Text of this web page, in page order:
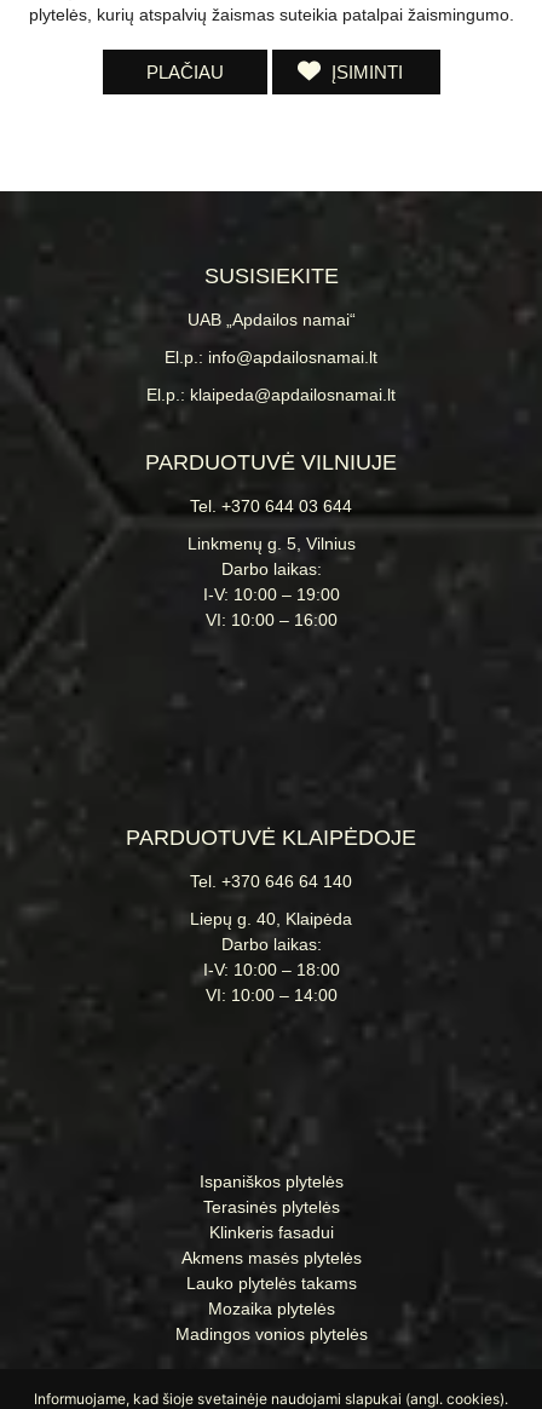
plytelės, kurių atspalvių žaismas suteikia patalpai žaismingumo.
PLAČIAU ĮSIMINTI
SUSISIEKITE
UAB „Apdailos namai“
El.p.: info@apdailosnamai.lt
El.p.: klaipeda@apdailosnamai.lt
PARDUOTUVĖ VILNIUJE
Tel. +370 644 03 644
Linkmenų g. 5, Vilnius
Darbo laikas:
I-V: 10:00 – 19:00
VI: 10:00 – 16:00
PARDUOTUVĖ KLAIPĖDOJE
Tel. +370 646 64 140
Liepų g. 40, Klaipėda
Darbo laikas:
I-V: 10:00 – 18:00
VI: 10:00 – 14:00
Ispaniškos plytelės
Terasinės plytelės
Klinkeris fasadui
Akmens masės plytelės
Lauko plytelės takams
Mozaika plytelės
Madingos vonios plytelės
Informuojame, kad šioje svetainėje naudojami slapukai (angl. cookies).